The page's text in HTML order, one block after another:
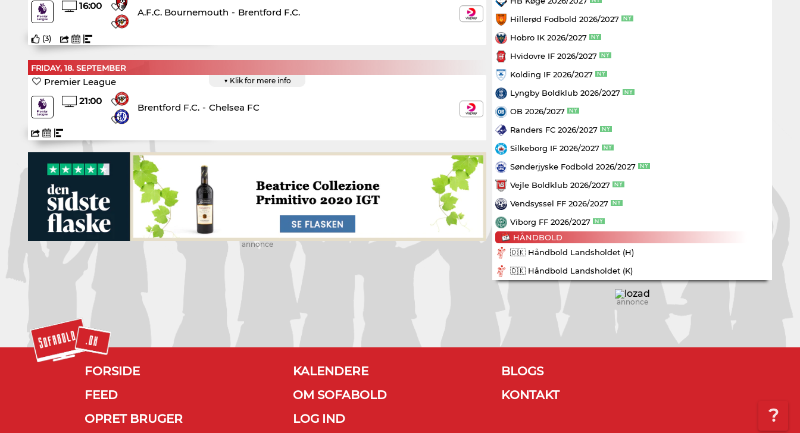
?
16:00
A.F.C. Bournemouth - Brentford F.C.
(3)
FRIDAY, 18. SEPTEMBER
▼ Klik for mere info
Premier League
21:00
Brentford F.C. - Chelsea FC
annonce
Hillerød Fodbold 2026/2027
Hobro IK 2026/2027
Hvidovre IF 2026/2027
Kolding IF 2026/2027
Lyngby Boldklub 2026/2027
OB 2026/2027
Randers FC 2026/2027
Silkeborg IF 2026/2027
Sønderjyske Fodbold 2026/2027
Vejle Boldklub 2026/2027
Vendsyssel FF 2026/2027
Viborg FF 2026/2027
HÅNDBOLD
🇩🇰 Håndbold Landsholdet (H)
🇩🇰 Håndbold Landsholdet (K)
annonce
FORSIDE KALENDERE
BLOGS
FEED
OM SOFABOLD
KONTAKT
OPRET BRUGER
LOG IND